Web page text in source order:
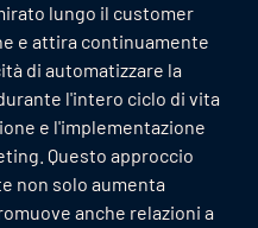
lungo il customer
e attira continuamente
di automatizzare la
l'intero ciclo di vita
e l'implementazione
Questo approccio
non solo aumenta
anche relazioni a